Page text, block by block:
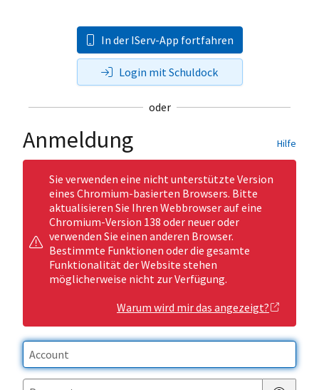
In der IServ-App fortfahren
Login mit Schuldock
oder
Anmeldung Hilfe
Sie verwenden eine nicht unterstützte Version
eines Chromium-basierten Browsers. Bitte
aktualisieren Sie Ihren Webbrowser auf eine
Chromium-Version 138 oder neuer oder
verwenden Sie einen anderen Browser.
Bestimmte Funktionen oder die gesamte
Funktionalität der Website stehen
möglicherweise nicht zur Verfügung.
Warum wird mir das angezeigt?